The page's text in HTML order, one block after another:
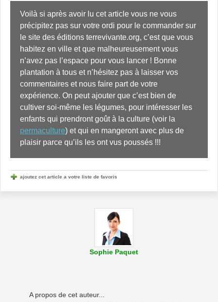
Voilà si après avoir lu cet article vous ne vous
précipitez pas sur votre ordi pour le commander sur
le site des éditions terrevivante.org, c’est que vous
habitez en ville et que malheureusement vous
n’avez pas l’espace pour vous lancer ! Bonne
plantation à tous et n’hésitez pas à laisser vos
commentaires et nous faire part de votre
expérience. On peut ajouter que c’est bien de
cultiver soi-même les légumes, pour intéresser les
permaculture) et qui en mangeront avec plus de
plaisir parce qu’ils les ont vus poussés !!!
ajoutez cet article a votre liste de favoris
Sophie Paquet
A propos de cet auteur...